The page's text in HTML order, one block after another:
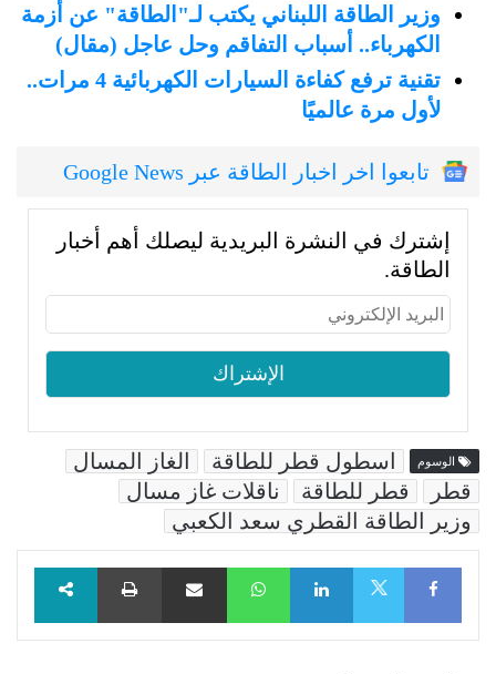
وزير الطاقة اللبناني يكتب لـ"الطاقة" عن أزمة
الكهرباء.. أسباب التفاقم وحل عاجل (مقال)
تقنية ترفع كفاءة السيارات الكهربائية 4 مرات..
لأول مرة عالميًا
تابعوا اخر اخبار الطاقة عبر Google News
إشترك في النشرة البريدية ليصلك أهم أخبار
الطاقة.
الوسوم اسطول قطر للطاقة
الغاز المسال
قطر
قطر للطاقة
ناقلات غاز مسال
وزير الطاقة القطري سعد الكعبي
Facebook
LinkedIn
WhatsAppمشاركة عبر البريد طباعة